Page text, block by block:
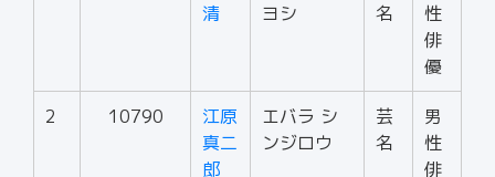
清
ヨシ
名
性
俳
優
2 10790
江原
真二
郎
エバラ シ
ンジロウ
芸
名
男
性
俳